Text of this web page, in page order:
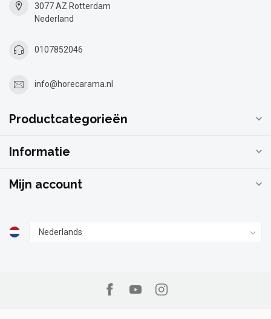
3077 AZ Rotterdam
Nederland
0107852046
info@horecarama.nl
Productcategorieën
Informatie
Mijn account